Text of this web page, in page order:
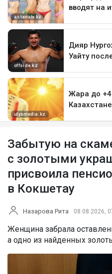
Забытую на
с золотыми
присвоила
в Кокшетау
Назарова Рита 08.08.2026,
Женщина забрала
а одно из найденных